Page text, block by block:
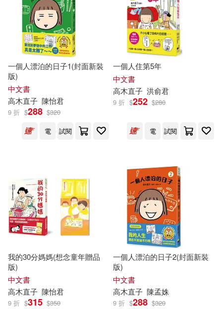
一個人漂泊的日子1(封面新裝
版)
中文書
高木直子 陳怡君
9 折 $288 $320
電
試閱
一個人住第5年
中文書
高木直子 洪俞君
9 折 $252 $280
電 試閱
我的30分媽媽(想念童年贈品
版)
中文書
高木直子 陳怡君
9 折 $315 $350
一個人漂泊的日子2(封面新裝
版)
中文書
高木直子 陳孟姝
9 折 $288 $320